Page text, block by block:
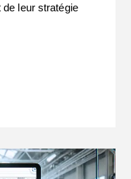
de leur stratégie